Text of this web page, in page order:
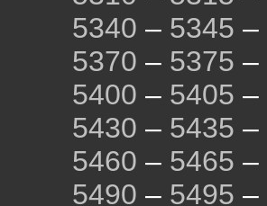
5340 – 5345 –
5370 – 5375 –
5400 – 5405 –
5430 – 5435 –
5460 – 5465 –
5490 – 5495 –